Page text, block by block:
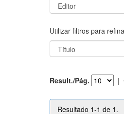
Utilizar filtros para
Result./Pág. |
Resultado 1-1 de 1.